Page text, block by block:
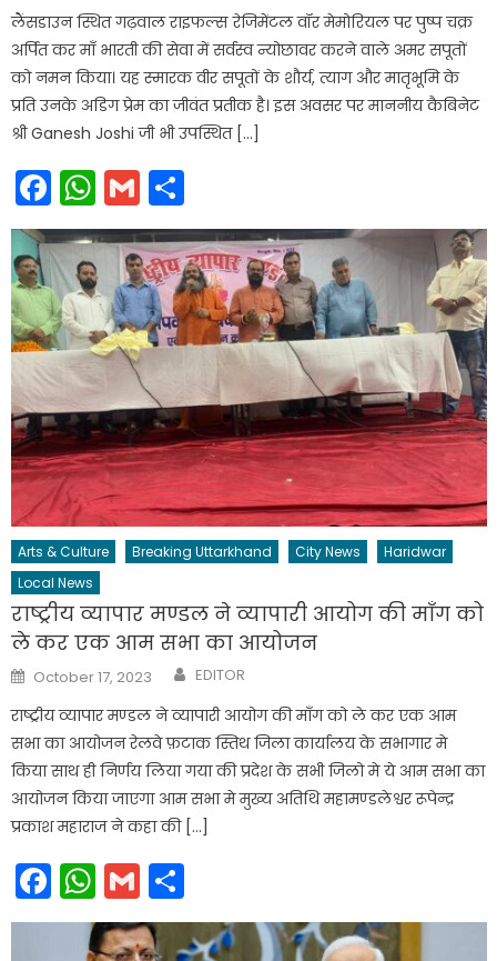
लैंसडाउन स्थित गढ़वाल राइफल्स रेजिमेंटल वॉर मेमोरियल पर पुष्प चक्र
अर्पित कर माँ भारती की सेवा में सर्वस्व न्योछावर करने वाले अमर सपूतों
को नमन किया। यह स्मारक वीर सपूतों के शौर्य, त्याग और मातृभूमि के
प्रति उनके अडिग प्रेम का जीवंत प्रतीक है। इस अवसर पर माननीय कैबिनेट
श्री Ganesh Joshi जी भी उपस्थित […]
Facebook
WhatsApp
Gmail
Arts & Culture Breaking Uttarkhand City News
Haridwar
Local News
राष्ट्रीय व्यापार मण्डल ने व्यापारी आयोग की माँग को
ले कर एक आम सभा का आयोजन
Posted
on
October 17, 2023 Author
EDITOR
राष्ट्रीय व्यापार मण्डल ने व्यापारी आयोग की माँग को ले कर एक आम
सभा का आयोजन रेलवे फ़टाक स्तिथ जिला कार्यालय के सभागार मे
किया साथ ही निर्णय लिया गया की प्रदेश के सभी जिलो मे ये आम सभा का
आयोजन किया जाएगा आम सभा मे मुख्य अतिथि महामण्डलेश्वर रूपेन्द्र
प्रकाश महाराज ने कहा की […]
Facebook
WhatsApp
Gmail